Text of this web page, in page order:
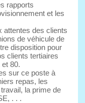
rapports
et les
attentes des clients
de véhicule de
disposition pour
clients tertiaires
80.
sur ce poste à
repas, les
la prime de
. . .